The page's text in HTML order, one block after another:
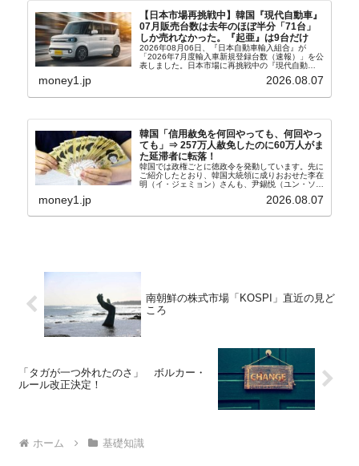
【日本市場再挑戦中】韓国『現代自動車』
07月販売台数は去年のほぼ半分「71台」
しか売れなかった。『起亜』は9台だけ
2026年08月06日、『日本自動車輸入組合』が
「2026年7月度輸入車新規登録台数（速報）」を公
表しました。日本市場に再挑戦中の『現代自動
台数はこの中に捉えられているはずです。先月から
money1.jp 2026.08.07
韓国「信用赦免を何回やっても、何回やっ
ても」⇒ 257万人赦免したのに60万人がま
た延滞者に転落！
韓国では政権ごとに徳政令を発動しています。先に
ご紹介したとおり、韓国大統領に成りおおせた李在
明（イ・ジェミョン）さんも、尹錫悦（ユン・ソギ
バンクにして不良債権の買い取りを行い、分割償還
money1.jp 2026.08.07
南朝鮮の株式市場「KOSPI」直近の見ど
ころ
「タガが一つ外れたのさ」 ボルカー・
ルール改正決定！
ホーム 基礎知識